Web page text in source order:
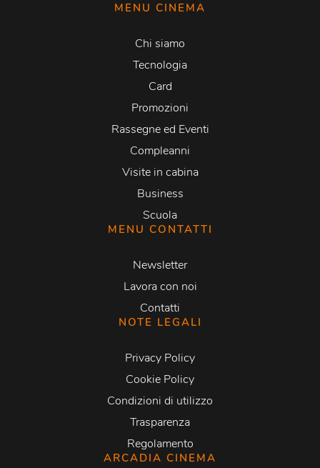
MENU CINEMA
Chi siamo
Tecnologia
Card
Promozioni
Rassegne ed Eventi
Compleanni
Visite in cabina
Business
Scuola
MENU CONTATTI
Newsletter
Lavora con noi
Contatti
NOTE LEGALI
Privacy Policy
Cookie Policy
Condizioni di utilizzo
Trasparenza
Regolamento
ARCADIA CINEMA